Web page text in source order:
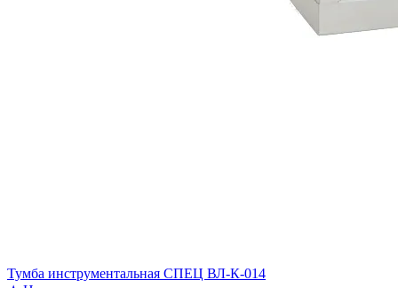
Тумба инструментальная СПЕЦ ВЛ-К-014